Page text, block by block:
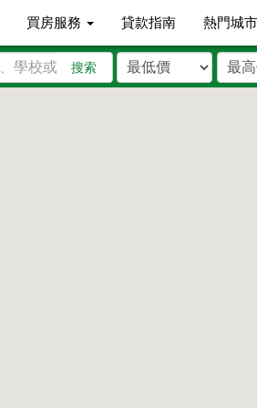
買房服務 貸款指南 熱門城
搜索